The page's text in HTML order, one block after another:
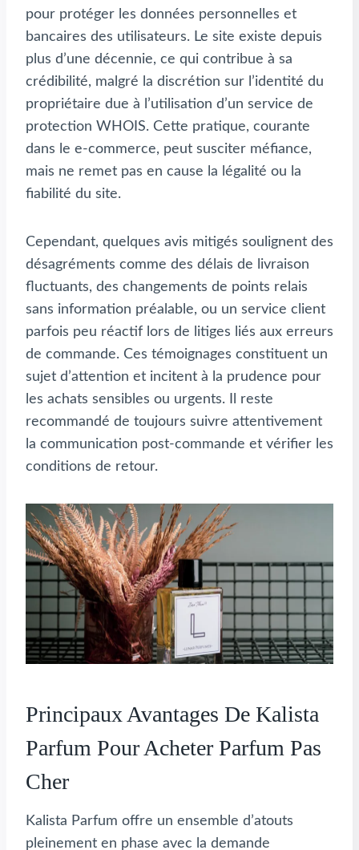
pour protéger les données personnelles et
bancaires des utilisateurs. Le site existe depuis
plus d’une décennie, ce qui contribue à sa
crédibilité, malgré la discrétion sur l’identité du
propriétaire due à l’utilisation d’un service de
protection WHOIS. Cette pratique, courante
dans le e-commerce, peut susciter méfiance,
mais ne remet pas en cause la légalité ou la
fiabilité du site.
Cependant, quelques avis mitigés soulignent des
désagréments comme des délais de livraison
fluctuants, des changements de points relais
sans information préalable, ou un service client
parfois peu réactif lors de litiges liés aux erreurs
de commande. Ces témoignages constituent un
sujet d’attention et incitent à la prudence pour
les achats sensibles ou urgents. Il reste
recommandé de toujours suivre attentivement
la communication post-commande et vérifier les
conditions de retour.
Principaux Avantages De Kalista
Parfum Pour Acheter Parfum Pas
Cher
Kalista Parfum offre un ensemble d’atouts
pleinement en phase avec la demande